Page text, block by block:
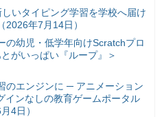
いタイピング学習を学校へ届け
2026年7月14日）
の幼児・低学年向けScratchプロ
がいっぱい『ループ』＞
のエンジンに ─ アニメーション
インなしの教育ゲームポータル
4日）